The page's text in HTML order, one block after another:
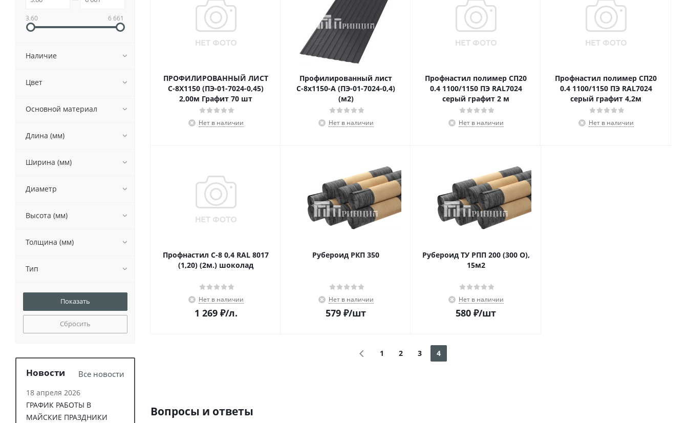
ПРОФИЛИРОВАННЫЙ ЛИСТ
С-8Х1150 (ПЭ-01-7024-0,45)
2,00м Графит 70 шт
Нет в наличии
Профилированный лист
С-8х1150-А (ПЭ-01-7024-0,4)
(м2)
Нет в наличии
Профнастил полимер СП20
0.4 1100/1150 ПЭ RAL7024
серый графит 2 м
Нет в наличии
Профнастил полимер СП20
0.4 1100/1150 ПЭ RAL7024
серый графит 4,2м
Нет в наличии
Профнастил С-8 0,4 RAL 8017
(1,20) (2м.) шоколад
Нет в наличии
1 269₽/л.
Рубероид РКП 350
Нет в наличии
579 ₽/шт
Рубероид ТУ РПП 200 (300 О),
15м2
Нет в наличии
580 ₽/шт
1 2 3 4
Вопросы и ответы
3.60 6 661
Наличие
Цвет
Основной материал
Длина (мм)
Ширина (мм)
Диаметр
Высота (мм)
Толщина (мм)
Тип
Сбросить
Новости Все новости
18 апреля 2026
ГРАФИК РАБОТЫ В
МАЙСКИЕ ПРАЗДНИКИ